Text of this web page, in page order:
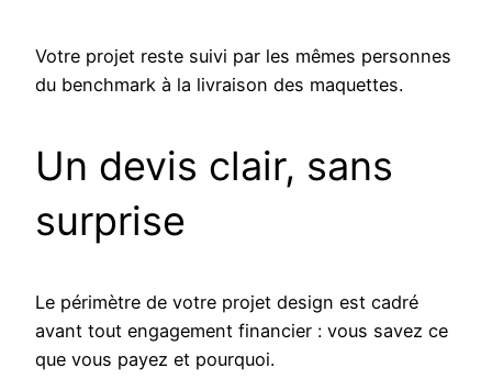
Votre projet reste suivi par les mêmes personnes
du benchmark à la livraison des maquettes.
Un devis clair, sans
surprise
Le périmètre de votre projet design est cadré
avant tout engagement financier : vous savez ce
que vous payez et pourquoi.